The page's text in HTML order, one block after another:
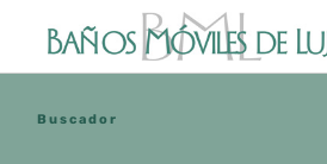
Buscador